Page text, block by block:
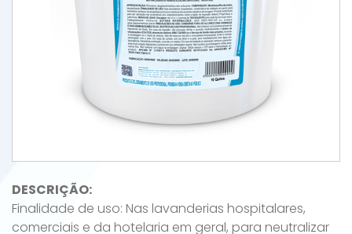
DESCRIÇÃO:
Finalidade de uso: Nas lavanderias hospitalares,
comerciais e da hotelaria em geral, para neutralizar